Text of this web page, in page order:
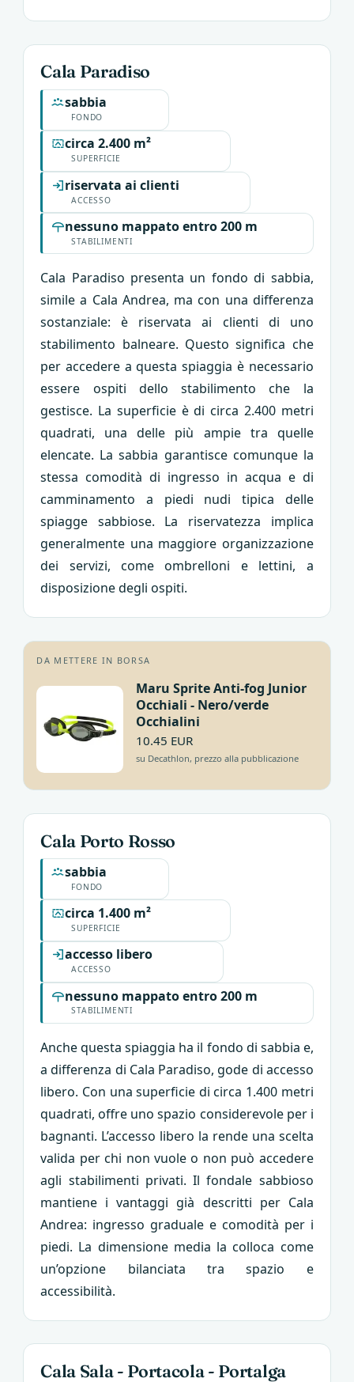
Cala Paradiso
FONDO
sabbia
SUPERFICIE
circa 2.400 m²
ACCESSO
riservata ai clienti
STABILIMENTI
nessuno mappato entro 200 m
Cala Paradiso presenta un fondo di sabbia,
simile a Cala Andrea, ma con una differenza
sostanziale: è riservata ai clienti di uno
stabilimento balneare. Questo significa che
per accedere a questa spiaggia è necessario
essere ospiti dello stabilimento che la
gestisce. La superficie è di circa 2.400 metri
quadrati, una delle più ampie tra quelle
elencate. La sabbia garantisce comunque la
stessa comodità di ingresso in acqua e di
camminamento a piedi nudi tipica delle
spiagge sabbiose. La riservatezza implica
generalmente una maggiore organizzazione
dei servizi, come ombrelloni e lettini, a
disposizione degli ospiti.
DA METTERE IN BORSA
Maru Sprite Anti-fog Junior
Occhiali - Nero/verde
Occhialini
10.45 EUR
su Decathlon, prezzo alla pubblicazione
Cala Porto Rosso
FONDO
sabbia
SUPERFICIE
circa 1.400 m²
ACCESSO
accesso libero
STABILIMENTI
nessuno mappato entro 200 m
Anche questa spiaggia ha il fondo di sabbia e,
a differenza di Cala Paradiso, gode di accesso
libero. Con una superficie di circa 1.400 metri
quadrati, offre uno spazio considerevole per i
bagnanti. L’accesso libero la rende una scelta
valida per chi non vuole o non può accedere
agli stabilimenti privati. Il fondale sabbioso
mantiene i vantaggi già descritti per Cala
Andrea: ingresso graduale e comodità per i
piedi. La dimensione media la colloca come
un’opzione bilanciata tra spazio e
accessibilità.
Cala Sala - Portacola - Portalga